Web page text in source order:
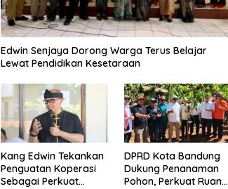
Edwin Senjaya Dorong Warga Terus Belajar
Lewat Pendidikan Kesetaraan
Kang Edwin Tekankan
Penguatan Koperasi
Sebagai Perkuat
DPRD Kota Bandung
Dukung Penanaman
Pohon, Perkuat Ruang